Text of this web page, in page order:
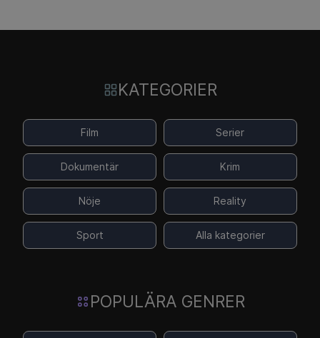
KATEGORIER
Film Serier
Dokumentär Krim
Nöje Reality
Sport Alla kategorier
POPULÄRA GENRER